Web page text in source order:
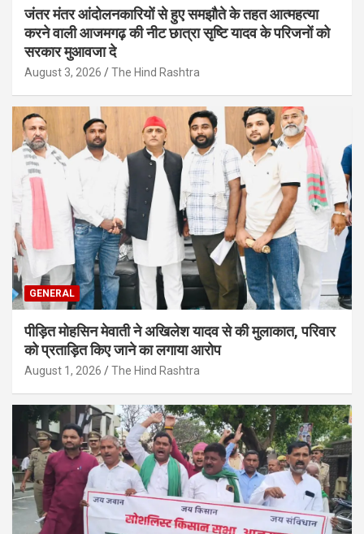
जंतर मंतर आंदोलनकारियों से हुए समझौते के तहत आत्महत्या
करने वाली आजमगढ़ की नीट छात्रा सृष्टि यादव के परिजनों को
सरकार मुआवजा दे
August 3, 2026 The Hind Rashtra
GENERAL
पीड़ित मोहसिन मेवाती ने अखिलेश यादव से की मुलाकात, परिवार
को प्रताड़ित किए जाने का लगाया आरोप
August 1, 2026 The Hind Rashtra